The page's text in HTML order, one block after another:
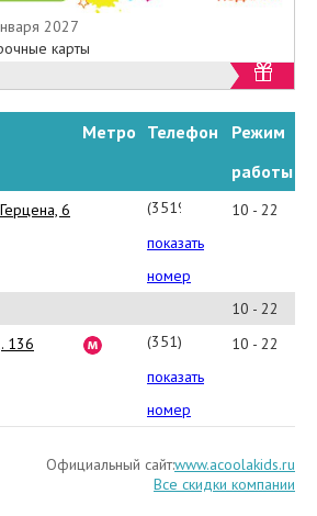
2027
карты
Метро Телефон
Режим
работы
6
(3519)
43-
98-
показать
номер
10 - 22
10 - 22
136
(351)
245-
09-
показать
номер
10 - 22
Официальный сайт:www.acoolakids.ru
Все скидки компании